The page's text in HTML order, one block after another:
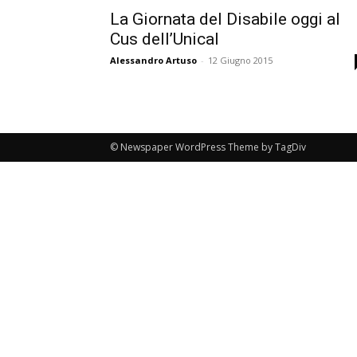
La Giornata del Disabile oggi al
Cus dell’Unical
Alessandro Artuso - 12 Giugno 2015
© Newspaper WordPress Theme by TagDiv